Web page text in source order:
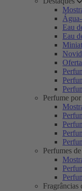
Eau
Eau
Perfume
Perfumes
Fragrâncias